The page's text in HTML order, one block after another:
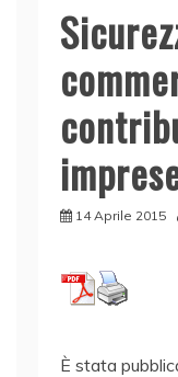
14 Aprile 2015
È stata